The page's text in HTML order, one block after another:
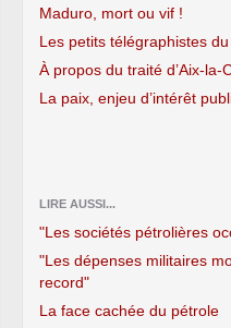
Maduro, mort ou vif !
Les petits télégraphistes du
À propos du traité d’Aix-la-
La paix, enjeu d’intérêt
LIRE AUSSI...
"Les sociétés pétrolières
"Les dépenses militaires
record"
La face cachée du pétrole